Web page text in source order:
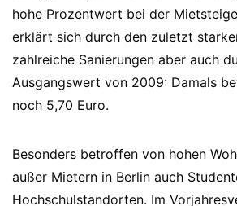
hohe Prozentwert bei der
erklärt sich durch den zuletzt
zahlreiche Sanierungen aber auch
Ausgangswert von 2009: Damals
noch 5,70 Euro.
Besonders betroffen von hohen
außer Mietern in Berlin auch
Hochschulstandorten. Im